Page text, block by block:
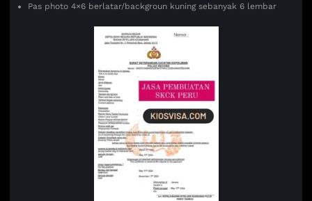
Pas photo 4×6 berlatar/backgroun kuning sebanyak 6 lembar